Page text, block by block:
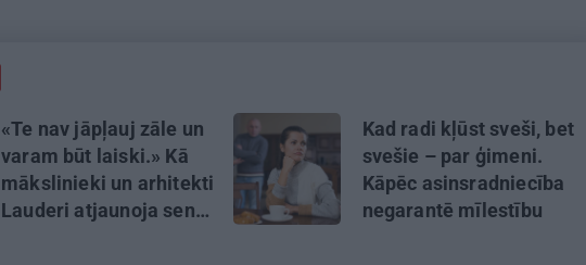
«Te nav jāpļauj zāle un
varam būt laiski.» Kā
mākslinieki un arhitekti
Lauderi atjaunoja senu
Kad radi kļūst sveši, bet
svešie – par ģimeni.
Kāpēc asinsradniecība
negarantē mīlestību